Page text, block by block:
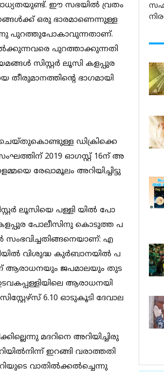
ഈ ​​​​സ​​​​ഭ​​​​യി​​​​ൽ വ്ര​​​​തം
ഒ​​​​രു ഭാ​​​​ര​​​​മാ​​​​ണെ​​​​ന്നു​​​​ള്ള
പു​​​​റ​​​​ത്തു​​​​പോ​​​​കാ​​​​വു​​​​ന്ന​​​​താ​​​​ണ്.
പു​​​​റ​​​​ത്താ​​​​ക്കു​​​​ന്ന​​​​തി​​​​
സി​​​​സ്റ്റ​​​​ർ ലൂ​​​​സി ക​​​​ള​​​​പ്പു​​​​ര
തീ​​​​രു​​​​മാ​​​​ന​​​​ത്തി​​​ന്‍റെ ഭാ​​​​ഗ​​​​മാ​​​​യി
ഡി​​​​ക്രി​​​​ക്കെ​​​​
2019 ഓ​​​​ഗ​​​​സ്റ്റ് 16ന് ​​​​അ​​​​
രേ​​​​ഖാ​​​​മൂ​​​​ലം അ​​​​റി​​​​യി​​​​ച്ചി​​​​ട്ടു​​​​
ലൂ​​​​സി​​​​യെ പ​​​​ള്ളി യി​​​​ൽ പോ​​​​
പോ​​​​ലീ​​​​സി​​​​നു​​​​ കൊ​​​​ടു​​​​ത്ത പ​​​​
സം​​​​ഭ​​​​വി​​​​ച്ച​​​​തി​​​​ങ്ങ​​​​നെ​​​​യാ​​​​ണ്: എ​​​​
വി​​​​ശു​​​​ദ്ധ കു​​​​ർ​​​​ബാ​​​​ന​​​​യി​​​​ൽ പ​​​​
​​​​ആ​​​​രാ​​​​ധ​​​​ന​​​​യും ജ​​​​പ​​​​മാ​​​​ല​​​​യും തു​​​​ട​​​​
ആ​​​​രാ​​​​ധ​​​​ന​​​​യി​​​​
6.10 ഓടു​​​​കൂ​​​​ടി ദേ​​​​വാ​​​​ല​​​​
മ​​​​ദ​​​​റി​​​​നെ അ​​​​റി​​​​യി​​​​ച്ചി​​​​രു​​​​
ഇ​​​​റ​​​​ങ്ങി വ​​​​രാ​​​​ത്ത​​​​തി​​​​
വാ​​​​തി​​​​ൽ​​​​ക്ക​​​​ൽ​​​​ച്ചെ​​​​ന്നു